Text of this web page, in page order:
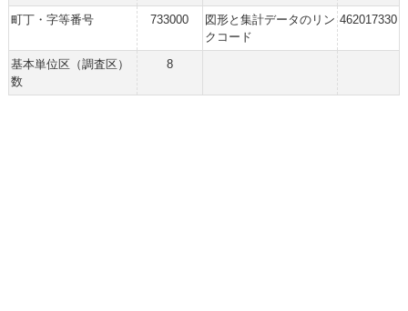
町丁・字等番号 733000
図形と集計データのリン
クコード
462017330
基本単位区（調査区）
数
8